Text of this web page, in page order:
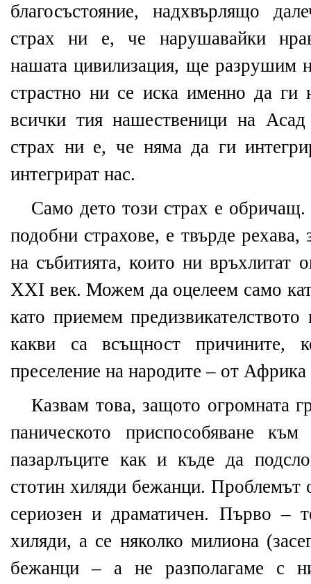
благосъстояние, надхвърлящо
страх ни е, че нарушавайки
нашата цивилизация, ще разрушим
страстно ни се иска именно да
всички тия нашественици на
страх ни е, че няма да ги
интегрират нас.
Само дето този страх е
подобни страхове, е твърде
на събитията, които ни връхлитат
ХХІ век. Можем да оцелеем само
като приемем
какви са всъщност причините,
преселение на народите – от
Казвам това, защото огромната
паническото приспособяване
пазарлъците как и къде да
стотин хиляди бежанци. Проблемът
сериозен и драматичен. Първо –
хиляди, а се няколко милиона
бежанци – а не разполагаме с